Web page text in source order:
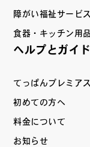
障がい福祉サービ
食器・キッチン用品
ヘルプとガイド
てっぱんプレミア
初めての方へ
料金について
お知らせ